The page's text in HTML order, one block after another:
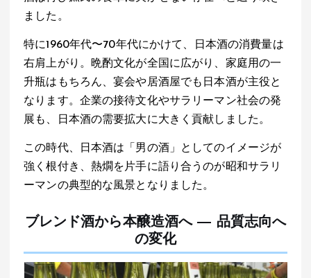
ました。
特に1960年代〜70年代にかけて、日本酒の消費量は
右肩上がり。晩酌文化が全国に広がり、家庭用の一
升瓶はもちろん、宴会や居酒屋でも日本酒が主役と
なります。企業の接待文化やサラリーマン社会の発
展も、日本酒の需要拡大に大きく貢献しました。
この時代、日本酒は「男の酒」としてのイメージが
強く根付き、熱燗を片手に語り合うのが昭和サラリ
ーマンの典型的な風景となりました。
ブレンド酒から本醸造酒へ ― 品質志向へ
の変化